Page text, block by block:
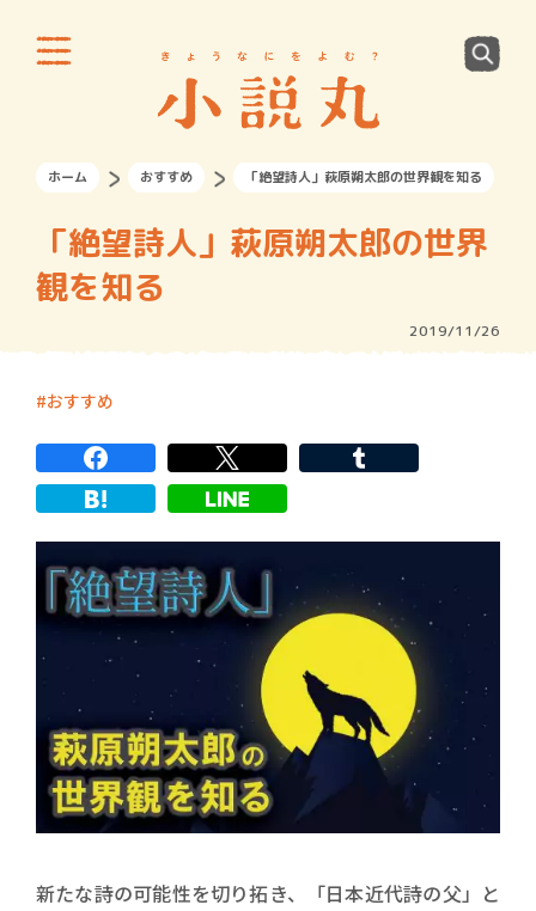
ホーム おすすめ 「絶望詩人」萩原朔太郎の世界観を知る
「絶望詩人」萩原朔太郎の世界
観を知る
2019/11/26
おすすめ
新たな詩の可能性を切り拓き、「日本近代詩の父」と